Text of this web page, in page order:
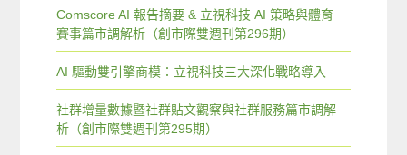
Comscore AI 報告摘要 & 立視科技 AI 策略與體育
賽事篇市調解析（創市際雙週刊第296期）
AI 驅動雙引擎商模：立視科技三大深化戰略導入
社群增量數據暨社群貼文觀察與社群服務篇市調解
析（創市際雙週刊第295期）